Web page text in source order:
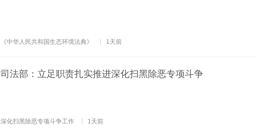
《中华人民共和国生态环境法典》 1天前
司法部：立足职责扎实推进深化扫黑除恶专项斗争
深化扫黑除恶专项斗争工作 1天前